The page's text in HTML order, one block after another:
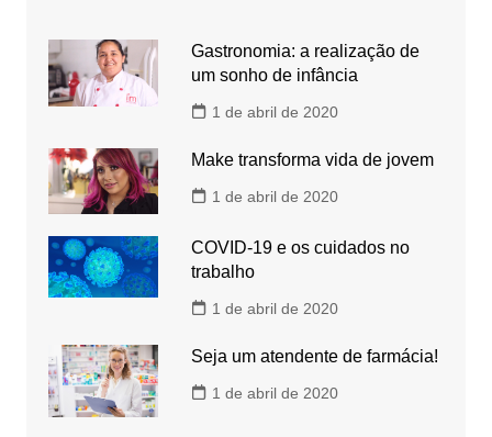
Gastronomia: a realização de
um sonho de infância
1 de abril de 2020
Make transforma vida de jovem
1 de abril de 2020
COVID-19 e os cuidados no
trabalho
1 de abril de 2020
Seja um atendente de farmácia!
1 de abril de 2020